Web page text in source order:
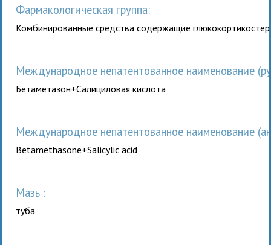
Фармакологическая группа:
Комбинированные средства содержащие
Международное непатентованное наименование
Бетаметазон+Салициловая кислота
Международное непатентованное наименование
Betamethasone+Salicylic acid
мазь :
туба